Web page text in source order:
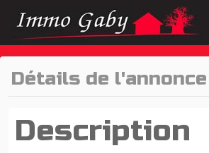
Détails de
Description